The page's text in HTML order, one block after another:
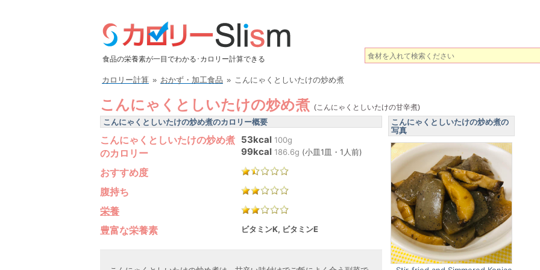
食品の栄養素が一目でわかる･カロリー計算できる
カロリー計算 » おかず・加工食品 » こんにゃくとしいたけの炒め煮
こんにゃくとしいたけの炒め煮 (こんにゃくとしいたけの甘辛煮)
こんにゃくとしいたけの炒め煮のカロリー概要
こんにゃくとしいたけの炒め煮
のカロリー
53kcal 100g
99kcal 186.6g (小皿1皿・1人前)
おすすめ度
腹持ち
栄養
豊富な栄養素
ビタミンK, ビタミンE
こんにゃくとしいたけの炒め煮の
写真